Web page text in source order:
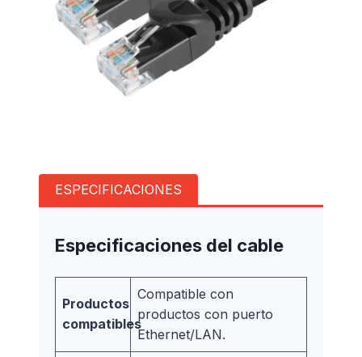
ESPECIFICACIONES
Especificaciones del cable
Productos
compatibles
Compatible con
productos con puerto
Ethernet/LAN.